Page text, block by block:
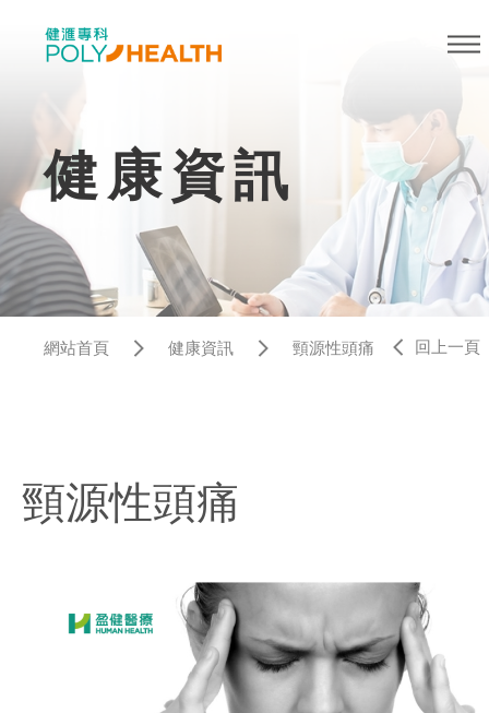
健康資訊
網站首頁 健康資訊 頸源性頭痛 回上一頁
頸源性頭痛